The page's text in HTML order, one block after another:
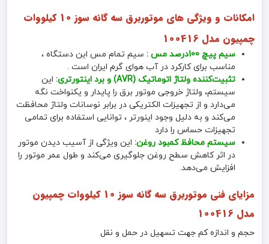
امکانات و ویژگی های موتوربرق سه گانه سوز 10 کیلووات
چمپیون مدل 100416
سیم پیچ 100درصد مس :
سیم تمام مس این دستگاه ،
مناسب برای کارکرد در آب هوای گرم ایران است .
تثبیت‌کننده ولتاژ اتوماتیک (AVR) و برد اینتورتری:
این
سیستم، ولتاژ خروجی موتور برق را پایدار و یکنواخت نگه
می‌دارد و از تجهیزات الکتریکی در برابر نوسانات ولتاژ محافظت
می‌کند و به دلیل وجود اینورتر ، توانایی استفاده برای تمامی
تجهیزات حساس را دارد
سیستم محافظ کمبود روغن: این ویژگی از آسیب دیدن موتور
در اثر کاهش سطح روغن جلوگیری می‌کند و طول عمر موتور را
افزایش می‌دهد.
مزایای فنی
موتوربرق سه گانه سوز 10 کیلووات چمپیون
مدل 100416
حجم و اندازه کم جهت تسهیل در حمل و نقل